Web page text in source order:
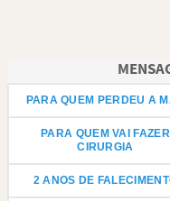
PARA QUEM PERDEU A
PARA QUEM VAI FAZER
CIRURGIA
2 ANOS DE